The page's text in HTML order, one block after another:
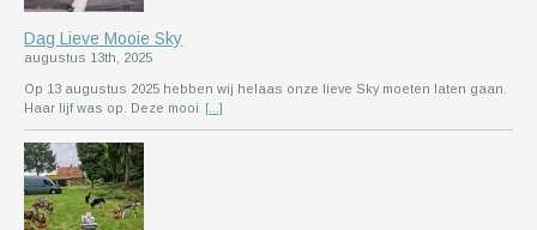
Dag Lieve Mooie Sky
augustus 13th, 2025
Op 13 augustus 2025 hebben wij helaas onze lieve Sky moeten laten gaan.
Haar lijf was op. Deze mooi [...]